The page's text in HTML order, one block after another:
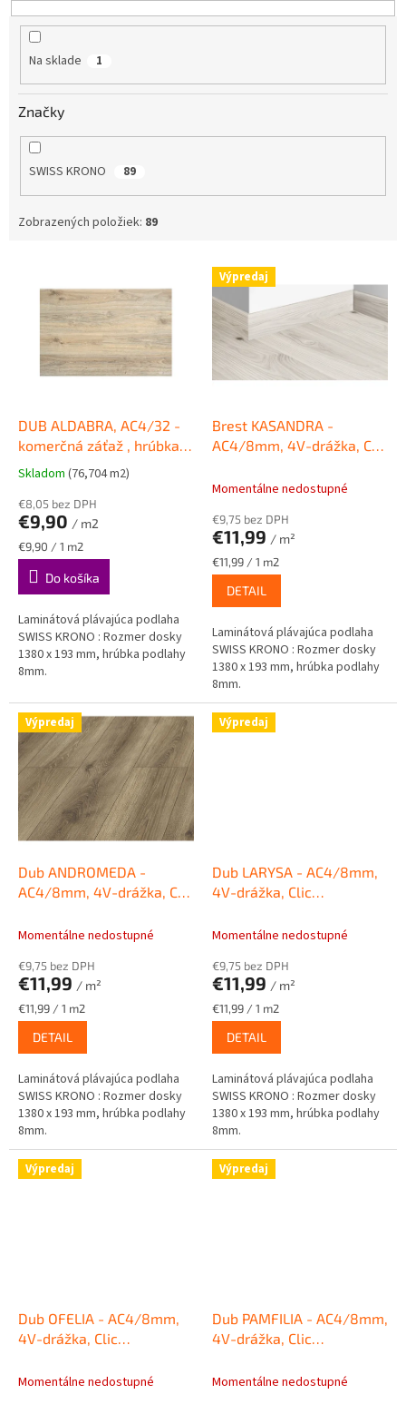
d
Na sklade 1
Značky
SWISS KRONO 89
Zobrazených položiek: 89
DUB ALDABRA, AC4/32 -
komerčná záťaž , hrúbka
8mm, clickLaminátová
plávajúca podlaha SWISS
KRONO
Priemerné
produktu
je
4,3
z
hviezdičiek.
Skladom (76,704 m2)
€8,05 bez DPH
€9,90 / m2
Jednotková
cena:
€9,90 / 1 m2
Do košíka
Laminátová plávajúca podlaha
SWISS KRONO : Rozmer dosky
1380 x 193 mm, hrúbka podlahy
8mm.
Výpredaj
Brest KASANDRA -
AC4/8mm, 4V-drážka, Clic
SWISS KRONO Sigma
Momentálne nedostupné
€9,75 bez DPH
€11,99 / m²
Jednotková
cena:
€11,99 / 1 m2
DETAIL
Laminátová plávajúca podlaha
SWISS KRONO : Rozmer dosky
1380 x 193 mm, hrúbka podlahy
8mm.
Výpredaj
Dub ANDROMEDA -
AC4/8mm, 4V-drážka, Clic
SWISS KRONO Sigma
Momentálne nedostupné
€9,75 bez DPH
€11,99 / m²
Jednotková
cena:
€11,99 / 1 m2
DETAIL
Laminátová plávajúca podlaha
SWISS KRONO : Rozmer dosky
1380 x 193 mm, hrúbka podlahy
8mm.
Výpredaj
Dub LARYSA - AC4/8mm,
4V-drážka, Clic
SWISS KRONO Sigma
Momentálne nedostupné
€9,75 bez DPH
€11,99 / m²
Jednotková
cena:
€11,99 / 1 m2
DETAIL
Laminátová plávajúca podlaha
SWISS KRONO : Rozmer dosky
1380 x 193 mm, hrúbka podlahy
8mm.
Výpredaj
Dub OFELIA - AC4/8mm,
4V-drážka, Clic
SWISS KRONO Sigma
Momentálne nedostupné
Výpredaj
Dub PAMFILIA - AC4/8mm,
4V-drážka, Clic
SWISS KRONO Sigma
Momentálne nedostupné